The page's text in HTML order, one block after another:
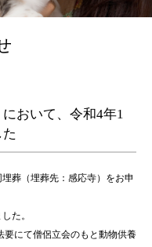
おいて、令和4年1
葬（埋葬先：感応寺）をお申
た。
要にて僧侶立会のもと動物供養